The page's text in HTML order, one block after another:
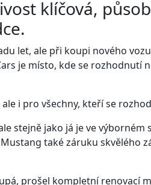
klíčová,
let, ale při koupi nového
je místo, kde se rozhodnutí
i pro všechny, kteří se
stejně jako já je ve
také záruku skvělého
prošel kompletní renovací